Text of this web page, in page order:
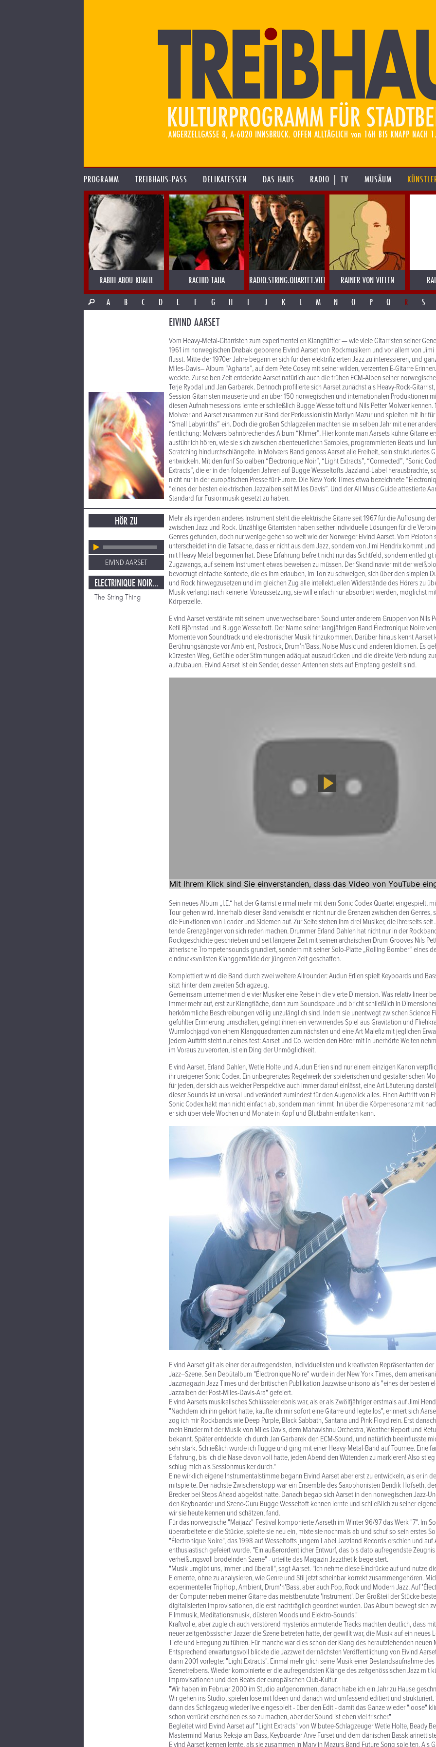
PROGRAMM TREIBHAUS-PASS DELIKATESSEN DAS HAUS RADIO | TV MUSÄUM
RABIH ABOU KHALIL RACHID TAHA RADIO.STRING.QUARTET.VIENNA RAINER VON VIELEN
A
B C D E F G H I J K L M N O P Q R S
EIVIND AARSET
Vom Heavy-Metal-Gitarristen zum exper­i­mentellen Klangtüftler — wie viele Gitar­risten seiner
1961 im norwegischen Drøbak geborene Eivind Aarset von Rock­musikern und vor allem von
flusst. Mitte der 1970er Jahre begann er sich für den elek­tri­fizierten Jazz zu inter­essieren, und
Miles-Davis– Album “Agharta”, auf dem Pete Cosey mit seiner wilden, verz­errten E-Gitarre
weckte. Zur selben Zeit entdeckte Aarset natürlich auch die frühen ECM-Alben seiner
Terje Rypdal und Jan Garbarek. Dennoch profil­ierte sich Aarset zunächst als Heavy-Rock-
Session-Gitarristen mauserte und an über 150 norwegischen und inter­na­tionalen Produk­tionen
diesen Aufnahme­ses­sions lernte er schließlich Bugge Wesseltoft und Nils Petter Molvær kennen.
Molvær and Aarset zusammen zur Band der Perkus­sion­istin Marilyn Mazur und spielten mit ihr
“Small Labyrinths” ein. Doch die großen Schlagzeilen machten sie im selben Jahr mit einer
fentlichung: Molværs bahn­brechendes Album “Khmer”. Hier konnte man Aarsets kühne Gitarre
ausführlich hören, wie sie sich zwischen aben­teuer­lichen Samples, program­mierten Beats und
Scratching hindurch­schlän­gelte. In Molværs Band genoss Aarset alle Freiheit, sein struk­turi­ertes
entwickeln. Mit den fünf Soloalben “Électronique Noir”, “Light Extracts”, “Connected”, “Sonic
Extracts”, die er in den folgenden Jahren auf Bugge Wesseltofts Jazzland-Label heraus­brachte,
nicht nur in der europäischen Presse für Furore. Die New York Times etwa beze­ichnete
“eines der besten elek­trischen Jazzalben seit Miles Davis”. Und der All Music Guide attestierte
Standard für Fusion­musik gesetzt zu haben.
HÖR ZU
EIVIND AARSET
ELECTRINIQUE NOIR / LIGHT EXTRACTS
The String Thing
Mehr als irgendein anderes Instrument steht die elek­trische Gitarre seit 1967 für die Auflösung
zwischen Jazz und Rock. Unzählige Gitar­risten haben seither indi­viduelle Lösungen für die
Genres gefunden, doch nur wenige gehen so weit wie der Norweger Eivind Aarset. Vom Peloton
unter­scheidet ihn die Tatsache, dass er nicht aus dem Jazz, sondern von Jimi Hendrix kommt
mit Heavy Metal begonnen hat. Diese Erfahrung befreit nicht nur das Sichtfeld, sondern entledigt
Zugzwangs, auf seinem Instrument etwas beweisen zu müssen. Der Skan­di­navier mit der
bevorzugt einfache Kontexte, die es ihm erlauben, im Ton zu schwelgen, sich über den simplen
und Rock hinwegzusetzen und im gleichen Zug alle intellek­tuellen Wider­stände des Hörers zu
Musik verlangt nach kein­erlei Voraus­setzung, sie will einfach nur absorbiert werden, möglichst
Körperzelle.
Eivind Aarset verstärkte mit seinem unver­wech­sel­baren Sound unter anderem Gruppen von Nils
Ketil Björnstad und Bugge Wesseltoft. Der Name seiner langjährigen Band Électronique Noire
Momente von Sound­track und elek­tro­n­ischer Musik hinzukommen. Darüber hinaus kennt Aarset
Berührungsängste vor Ambient, Postrock, Drum’n’Bass, Noise Music und anderen Idiomen. Es
kürzesten Weg, Gefühle oder Stim­mungen adäquat auszu­drücken und die direkte Verbindung
aufzubauen. Eivind Aarset ist ein Sender, dessen Antennen stets auf Empfang gestellt sind.
Sein neues Album „I.E.“ hat der Gitarrist einmal mehr mit dem Sonic Codex Quartet einge­spielt,
Tour gehen wird. Innerhalb dieser Band verwischt er nicht nur die Grenzen zwischen den Genres,
die Funk­tionen von Leader und Sidemen auf. Zur Seite stehen ihm drei Musiker, die ihrer­seits
tende Gren­zgänger von sich reden machen. Drummer Erland Dahlen hat nicht nur in der
Rock­geschichte geschrieben und seit längerer Zeit mit seinen archaischen Drum-Grooves Nils
ätherische Trompe­ten­sounds grundiert, sondern mit seiner Solo-Platte „Rolling Bomber“ eines
eindrucksvollsten Klanggemälde der jüngeren Zeit geschaffen.
Komplet­tiert wird die Band durch zwei weitere Allrounder: Audun Erlien spielt Keyboards und
sitzt hinter dem zweiten Schlagzeug.
Gemeinsam unternehmen die vier Musiker eine Reise in die vierte Dimension. Was relativ linear
immer mehr auf, erst zur Klangfläche, dann zum Sound­space und bricht schließlich in
herkömm­liche Beschrei­bungen völlig unzulänglich sind. Indem sie unen­twegt zwischen Science
gefühlter Erin­nerung umschalten, gelingt ihnen ein verwirrendes Spiel aus Grav­i­tation und
Wurm­lochjagd von einem Klangquad­ranten zum nächsten und eine Art Malefiz mit jeglichen
jedem Auftritt steht nur eines fest: Aarset und Co. werden den Hörer mit in uner­hörte Welten
im Voraus zu verorten, ist ein Ding der Unmöglichkeit.
Eivind Aarset, Erland Dahlen, Wetle Holte und Audun Erlien sind nur einem einzigen Kanon
ihr ureigener Sonic Codex. Ein unbe­grenztes Regelwerk der spielerischen und gestal­ter­ischen
für jeden, der sich aus welcher Perspektive auch immer darauf einlässt, eine Art Läuterung
dieser Sounds ist universal und verändert zumindest für den Augen­blick alles. Einen Auftritt von
Sonic Codex hakt man nicht einfach ab, sondern man nimmt ihn über die Körper­res­onanz mit
er sich über viele Wochen und Monate in Kopf und Blutbahn entfalten kann.
Eivind Aarset gilt als einer der aufregendsten, individuellsten und kreativsten Repräsentanten
Jazz--Szene. Sein Debütalbum "Électronique Noire" wurde in der New York Times, dem
Jazzmagazin Jazz Times und der britischen Publikation Jazzwise unisono als "eines der besten
Jazzalben der Post-Miles-Davis-Ära" gefeiert.
Eivind Aarsets musikalisches Schlüsselerlebnis war, als er als Zwölfjähriger erstmals auf Jimi
"Nachdem ich ihn gehört hatte, kaufte ich mir sofort eine Gitarre und legte los", erinnert sich
zog ich mir Rockbands wie Deep Purple, Black Sabbath, Santana und Pink Floyd rein. Erst
mein Bruder mit der Musik von Miles Davis, dem Mahavishnu Orchestra, Weather Report und
bekannt. Später entdeckte ich durch Jan Garbarek den ECM-Sound, und natürlich beeinflusste
sehr stark. Schließlich wurde ich flügge und ging mit einer Heavy-Metal-Band auf Tournee. Eine
Erfahrung, bis ich die Nase davon voll hatte, jeden Abend den Wütenden zu markieren! Also
schlug mich als Sessionmusiker durch."
Eine wirklich eigene Instrumentalstimme begann Eivind Aarset aber erst zu entwickeln, als er in
mitspielte. Der nächste Zwischenstopp war ein Ensemble des Saxophonisten Bendik Hofseth,
Brecker bei Steps Ahead abgelöst hatte. Danach begab sich Aarset in den norwegischen Jazz-
den Keyboarder und Szene-Guru Bugge Wesseltoft kennen lernte und schließlich zu seiner
wir sie heute kennen und schätzen, fand.
Für das norwegische "Maijazz"-Festival komponierte Aarseth im Winter 96/97 das Werk "7". Im
überarbeitete er die Stücke, spielte sie neu ein, mixte sie nochmals ab und schuf so sein erstes
"Électronique Noire", das 1998 auf Wesseltofts jungem Label Jazzland Records erschien und auf
enthusiastisch gefeiert wurde. "Ein außerordentlicher Entwurf, das bis dato aufregendste
verheißungsvoll brodelnden Szene" - urteilte das Magazin Jazzthetik begeistert.
"Musik umgibt uns, immer und überall", sagt Aarset. "Ich nehme diese Eindrücke auf und nutze
Elemente, ohne zu analysieren, wie Genre und Stil jetzt scheinbar korrekt zusammengehören.
experimenteller TripHop, Ambient, Drum'n'Bass, aber auch Pop, Rock und Modern Jazz. Auf
der Computer neben meiner Gitarre das meistbenutzte 'Instrument'. Der Großteil der Stücke
digitalisierten Improvisationen, die erst nachträglich geordnet wurden. Das Album bewegt sich
Filmmusik, Meditationsmusik, düsteren Moods und Elektro-Sounds."
Kraftvolle, aber zugleich auch verstörend mysteriös anmutende Tracks machten deutlich, dass
neuer zeitgenössischer Jazzer die Szene betreten hatte, der gewillt war, die Musik auf ein neues
Tiefe und Erregung zu führen. Für manche war dies schon der Klang des heraufziehenden neuen
Entsprechend erwartungsvoll blickte die Jazzwelt der nächsten Veröffentlichung von Eivind
dann 2001 vorlegte: "Light Extracts". Einmal mehr glich seine Musik einer Bestandsaufnahme
Szenetreibens. Wieder kombinierte er die aufregendsten Klänge des zeitgenössischen Jazz mit
Improvisationen und den Beats der europäischen Club-Kultur.
"Wir haben im Februar 2000 im Studio aufgenommen, danach habe ich ein Jahr zu Hause
Wir gehen ins Studio, spielen lose mit Ideen und danach wird umfassend editiert und
dann das Schlagzeug wieder live eingespielt - über den Edit - damit das Ganze wieder "loose"
schon verrückt erscheinen es so zu machen, aber der Sound ist eben viel frischer."
Begleitet wird Eivind Aarset auf "Light Extracts" von Wibutee-Schlagzeuger Wetle Holte, Beady
Mastermind Marius Reksjø am Bass, Keyboarder Arve Furset und dem dänischen